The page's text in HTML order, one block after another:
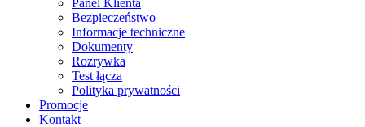
Panel Klienta
Bezpieczeństwo
Informacje techniczne
Dokumenty
Rozrywka
Test łącza
Polityka prywatności
Promocje
Kontakt